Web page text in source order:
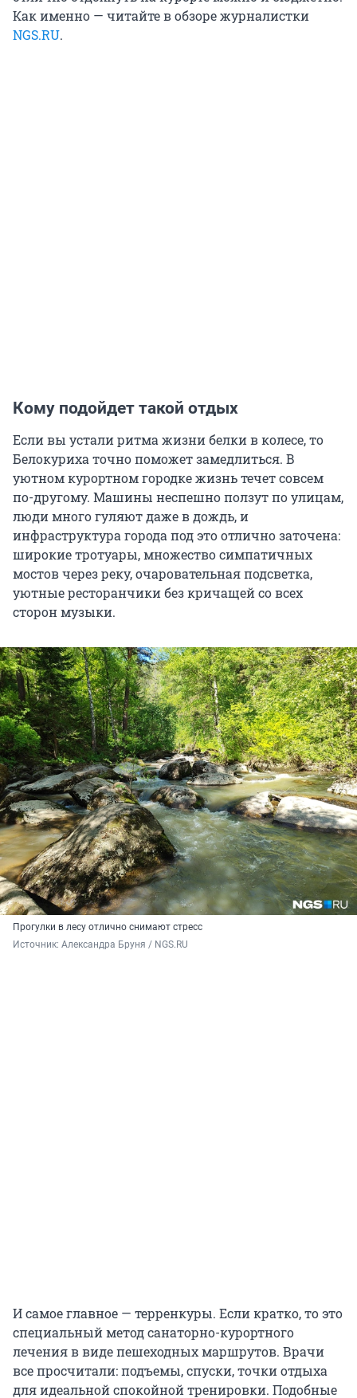
Как именно — читайте в обзоре журналистки
NGS.RU.
Кому подойдет такой отдых
Если вы устали ритма жизни белки в колесе, то
Белокуриха точно поможет замедлиться. В
уютном курортном городке жизнь течет совсем
по-другому. Машины неспешно ползут по улицам,
люди много гуляют даже в дождь, и
инфраструктура города под это отлично заточена:
широкие тротуары, множество симпатичных
мостов через реку, очаровательная подсветка,
уютные ресторанчики без кричащей со всех
сторон музыки.
Прогулки в лесу отлично снимают стресс
Источник: Александра Бруня / NGS.RU
И самое главное — терренкуры. Если кратко, то это
специальный метод санаторно-курортного
лечения в виде пешеходных маршрутов. Врачи
все просчитали: подъемы, спуски, точки отдыха
для идеальной спокойной тренировки. Подобные